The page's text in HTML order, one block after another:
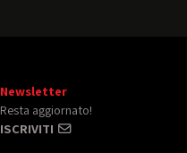
Newsletter
Resta aggiornato!
ISCRIVITI